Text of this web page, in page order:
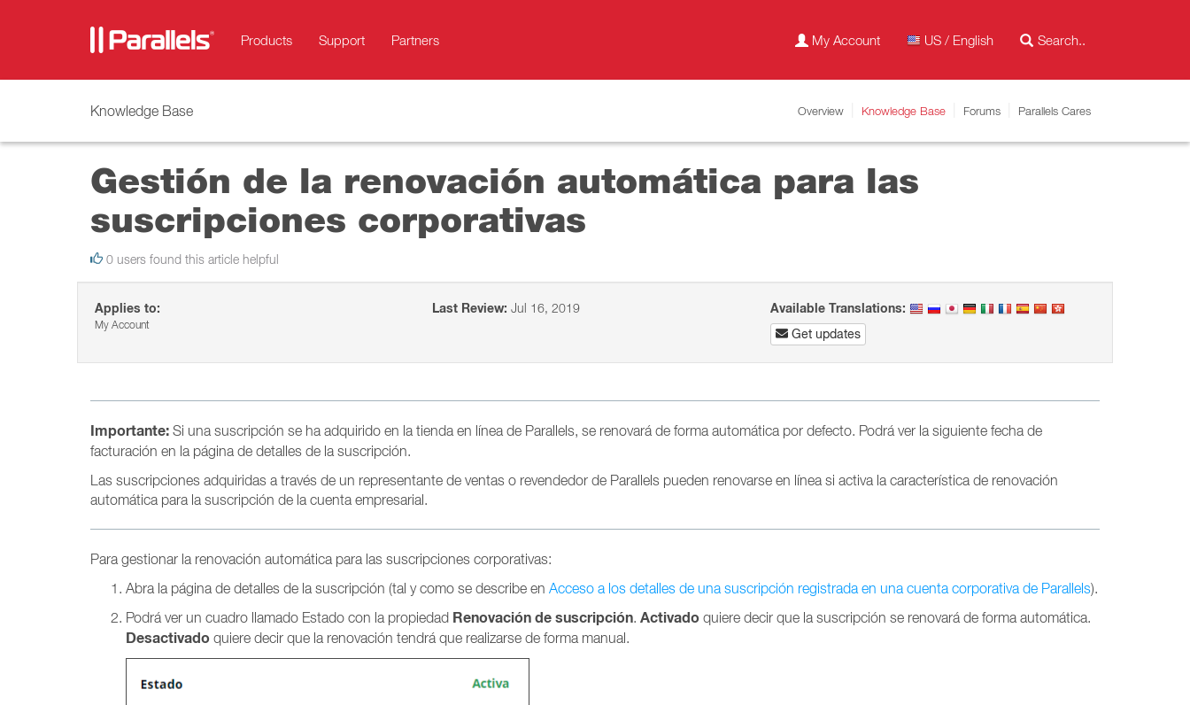
Products Support Partners My Account US / English
Knowledge Base Overview Knowledge Base Forums Parallels Cares
Gestión de la renovación automática para las
suscripciones corporativas
0 users found this article helpful
Applies to:
My Account
Last Review: Jul 16, 2019
Available Translations:
Get updates
Importante: Si una suscripción se ha adquirido en la tienda en línea de Parallels, se renovará de forma automática por defecto. Podrá ver la siguiente fecha de
facturación en la página de detalles de la suscripción.
Las suscripciones adquiridas a través de un representante de ventas o revendedor de Parallels pueden renovarse en línea si activa la característica de renovación
automática para la suscripción de la cuenta empresarial.
Para gestionar la renovación automática para las suscripciones corporativas:
Abra la página de detalles de la suscripción (tal y como se describe en Acceso a los detalles de una suscripción registrada en una cuenta corporativa de Parallels).
Podrá ver un cuadro llamado Estado con la propiedad Renovación de suscripción. Activado quiere decir que la suscripción se renovará de forma automática.
Desactivado quiere decir que la renovación tendrá que realizarse de forma manual.